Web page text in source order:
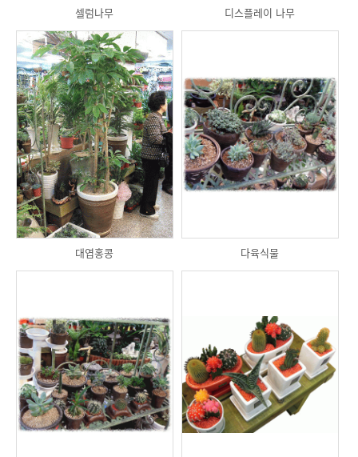
셀럼나무 디스플레이 나무
대엽홍콩 다육식물